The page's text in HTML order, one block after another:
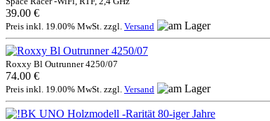
39.00 €
Preis inkl. 19.00% MwSt. zzgl. Versand
Roxxy Bl Outrunner 4250/07
74.00 €
Preis inkl. 19.00% MwSt. zzgl. Versand